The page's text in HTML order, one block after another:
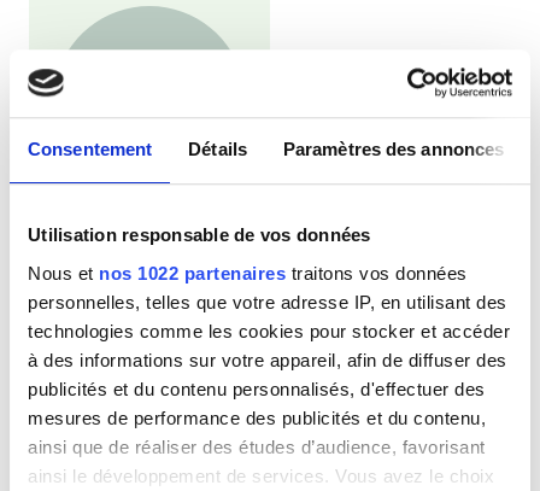
Consentement Détails Paramètres des annonces
Utilisation responsable de vos données
Nous et nos 1022 partenaires traitons vos données
personnelles, telles que votre adresse IP, en utilisant des
technologies comme les cookies pour stocker et accéder
à des informations sur votre appareil, afin de diffuser des
publicités et du contenu personnalisés, d'effectuer des
mesures de performance des publicités et du contenu,
ainsi que de réaliser des études d’audience, favorisant
ainsi le développement de services. Vous avez le choix
Clinic Manager
Tang Minxu
Medical Director